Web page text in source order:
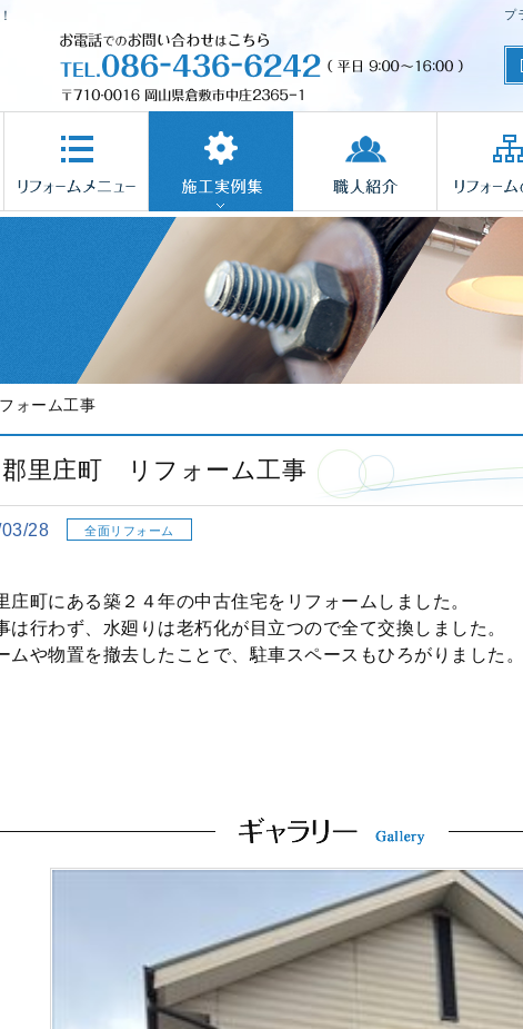
プ
ォーム工事
里庄町 リフォーム工事
28 全面リフォーム
庄町にある築２４年の中古住宅をリフォームしました。
は行わず、水廻りは老朽化が目立つので全て交換しました。
ムや物置を撤去したことで、駐車スペースもひろがりました。